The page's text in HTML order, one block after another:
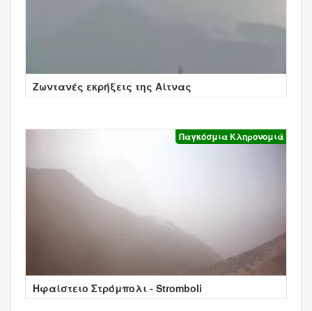
Ζωντανές εκρήξεις της Αίτνας
Παγκόσμια Κληρονομιά
Ηφαίστειο Στρόμπολι - Stromboli